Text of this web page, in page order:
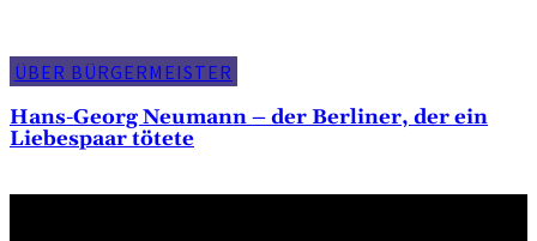
ÜBER BÜRGERMEISTER
Hans-Georg Neumann – der Berliner, der ein
Liebespaar tötete